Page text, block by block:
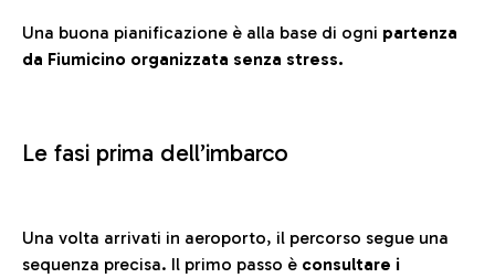
Una buona pianificazione è alla base di ogni partenza
da Fiumicino organizzata senza stress.
Le fasi prima dell’imbarco
Una volta arrivati in aeroporto, il percorso segue una
sequenza precisa. Il primo passo è consultare i